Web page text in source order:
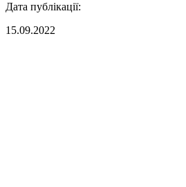
Дата публікації:
15.09.2022